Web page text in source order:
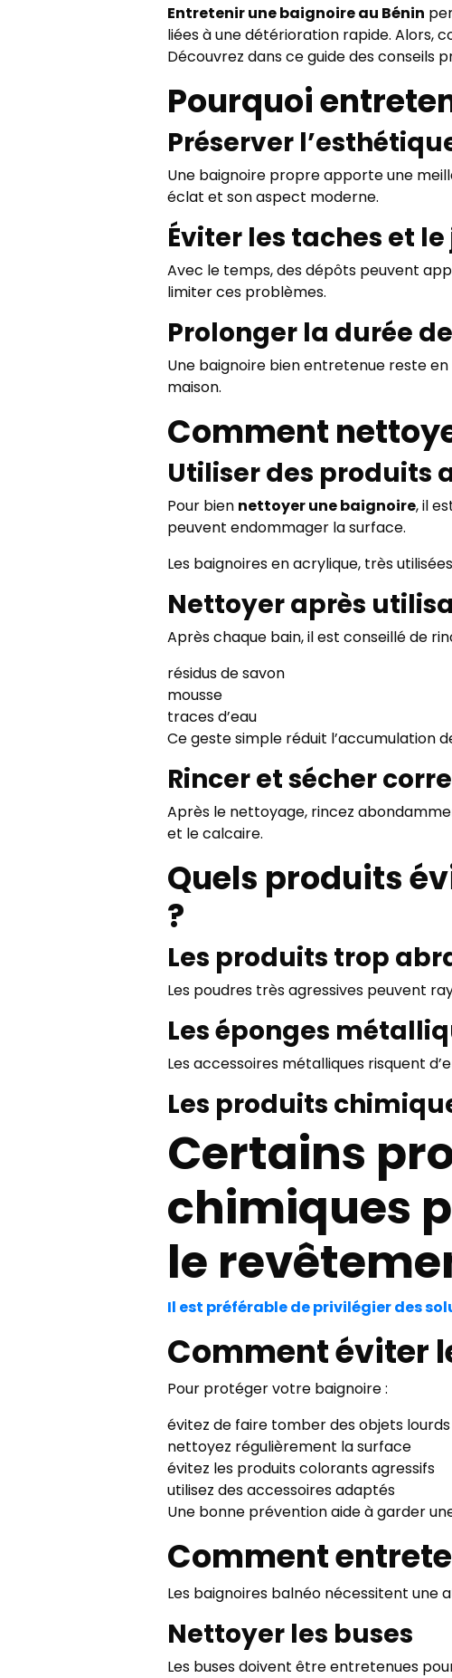
Entretenir une baignoire au Bénin
liées à une détérioration rapide. Alors,
Découvrez dans ce guide des conseils
Pourquoi
Préserver
Une baignoire propre apporte une
éclat et son aspect moderne.
Éviter les taches et
Avec le temps, des dépôts peuvent
limiter ces problèmes.
Prolonger la durée
Une baignoire bien entretenue reste
maison.
Comment
Utiliser des produits
Pour bien nettoyer une baignoire, il
peuvent endommager la surface.
Les baignoires en acrylique, très
Nettoyer après
Après chaque bain, il est conseillé de
résidus de savon
mousse
traces d’eau
Ce geste simple réduit l’accumulation
Rincer et sécher
Après le nettoyage, rincez
et le calcaire.
Quels produits
?
Les produits trop
Les poudres très agressives peuvent
Les éponges
Les accessoires métalliques risquent
Les produits
Certains
chimiques
le
Il est préférable de privilégier des
Comment éviter
Pour protéger votre baignoire :
évitez de faire tomber des objets lourds
nettoyez régulièrement la surface
évitez les produits colorants agressifs
utilisez des accessoires adaptés
Une bonne prévention aide à garder
Comment
Les baignoires balnéo nécessitent une
Nettoyer les buses
Les buses doivent être entretenues